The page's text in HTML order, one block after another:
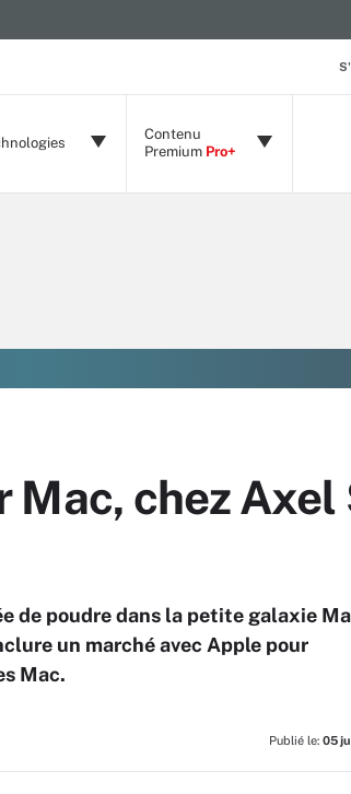
Contenu
Premium Pro+
chez Axel
de poudre dans la petite galaxie
un marché avec Apple pour
Mac.
Publié le: 05